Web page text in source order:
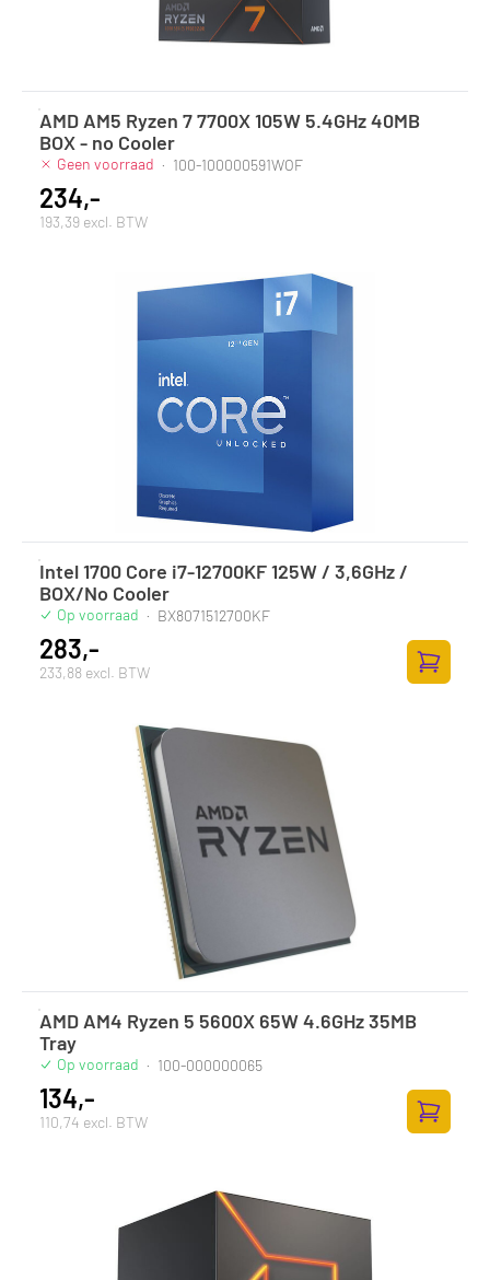
AMD AM5 Ryzen 7 7700X 105W 5.4GHz 40MB
BOX - no Cooler
Geen voorraad · 100-100000591WOF
234,-
193,39 excl. BTW
Intel 1700 Core i7-12700KF 125W / 3,6GHz /
BOX/No Cooler
Op voorraad · BX8071512700KF
283,-
233,88 excl. BTW
Zum
AMD AM4 Ryzen 5 5600X 65W 4.6GHz 35MB
Tray
Op voorraad · 100-000000065
134,-
110,74 excl. BTW
Zum